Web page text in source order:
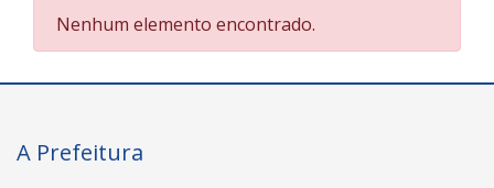
Nenhum elemento encontrado.
A Prefeitura